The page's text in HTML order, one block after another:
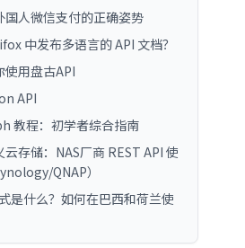
国人微信支付的正确姿势
中发布多语言的 API 文档？
使用盘古API
API
教程：初学者综合指南
存储：NAS厂商 REST API 使
QNAP）
是什么？如何在巴西和荷兰使